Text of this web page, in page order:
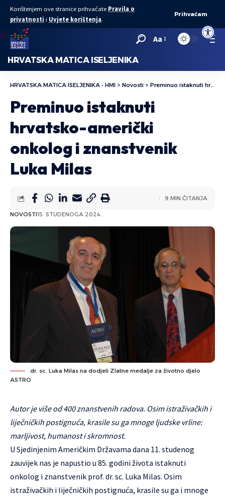
Open
Korištenjem ove stranice prihvaćate Pravila o
privatnosti i Uvjete korištenja.
Prihvaćam
Aa
HRVATSKA MATICA ISELJENIKA
HRVATSKA MATICA ISELJENIKA - HMI > Novosti > Preminuo istaknuti hrvatsko-američki onkolog i znanstvenik Luka Milas
Preminuo istaknuti
hrvatsko-američki
onkolog i znanstvenik
Luka Milas
NOVOSTI15. STUDENOGA 2024.
9 MIN ČITANJA
dr. sc. Luka Milas na dodjeli Zlatne medalje za životno djelo
ASTRO
Autor je više od 400 znanstvenih radova. Osim istraživačkih i
liječničkih postignuća, krasile su ga mnoge ljudske vrline:
marljivost, humanost i skromnost.
U Sjedinjenim Američkim Državama dana 11. studenog
zauvijek nas je napustio u 85. godini života istaknuti
onkolog i znanstvenik prof. dr. sc. Luka Milas. Osim
istraživačkih i liječničkih postignuća, krasile su ga i mnoge